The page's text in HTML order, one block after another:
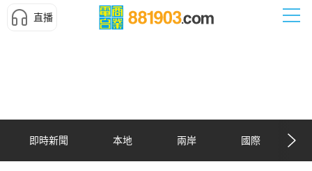
直播
即時新聞 本地 兩岸 國際